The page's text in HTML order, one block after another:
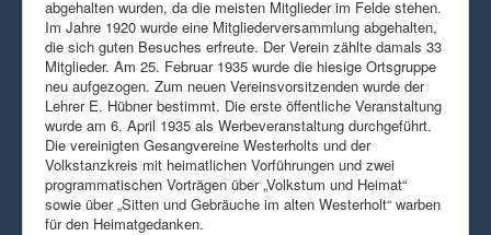
abgehalten wurden, da die meisten Mitglieder im Felde stehen.
Im Jahre 1920 wurde eine Mitgliederversammlung abgehalten,
die sich guten Besuches erfreute. Der Verein zählte damals 33
Mitglieder. Am 25. Februar 1935 wurde die hiesige Ortsgruppe
neu aufgezogen. Zum neuen Vereinsvorsitzenden wurde der
Lehrer E. Hübner bestimmt. Die erste öffentliche Veranstaltung
wurde am 6. April 1935 als Werbeveranstaltung durchgeführt.
Die vereinigten Gesangvereine Westerholts und der
Volkstanzkreis mit heimatlichen Vorführungen und zwei
programmatischen Vorträgen über „Volkstum und Heimat“
sowie über „Sitten und Gebräuche im alten Westerholt“ warben
für den Heimatgedanken.